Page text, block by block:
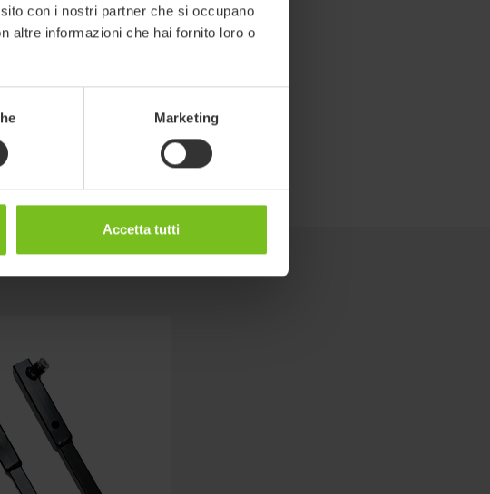
con i nostri partner che si occupano
altre informazioni che hai fornito loro o
Marketing
Accetta tutti